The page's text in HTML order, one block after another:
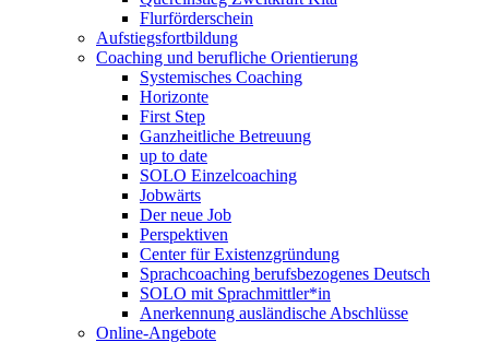
Flurförderschein
Aufstiegsfortbildung
Coaching und berufliche Orientierung
Systemisches Coaching
Horizonte
First Step
Ganzheitliche Betreuung
up to date
SOLO Einzelcoaching
Jobwärts
Der neue Job
Perspektiven
Center für Existenzgründung
Sprachcoaching berufsbezogenes Deutsch
SOLO mit Sprachmittler*in
Anerkennung ausländische Abschlüsse
Online-Angebote